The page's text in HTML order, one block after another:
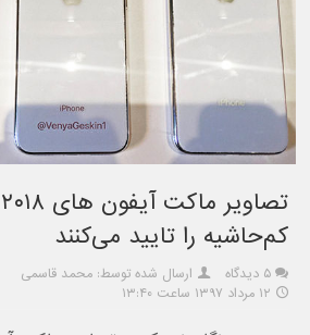
کم‌حاشیه را تایید می‌کنند
۵ دیدگاه
ارسال شده توسط: محمد قاسمی
۱۲ مرداد ۱۳۹۷ ساعت ۱۳:۴۰